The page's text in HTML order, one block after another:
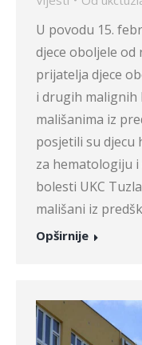
U povodu 15.
djece oboljele od
prijatelja djece
i drugih malignih
mališanima iz
posjetili su djecu
za hematologiju
bolesti UKC
mališani iz
Opširnije